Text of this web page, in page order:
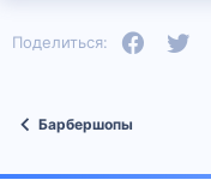
Поделиться:
Барбершопы